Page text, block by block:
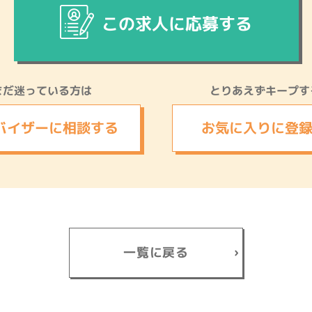
この求人に応募する
迷っている方は
イザーに相談する
とりあえずキープす
お気に入りに登
一覧に戻る